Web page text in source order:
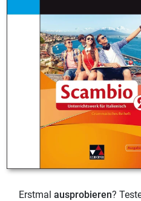
Erstmal ausprobieren?